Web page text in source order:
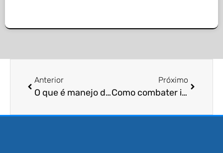
Anterior
O que é manejo de bebedouros?
Próximo
Como combater infestações de escorpiões?